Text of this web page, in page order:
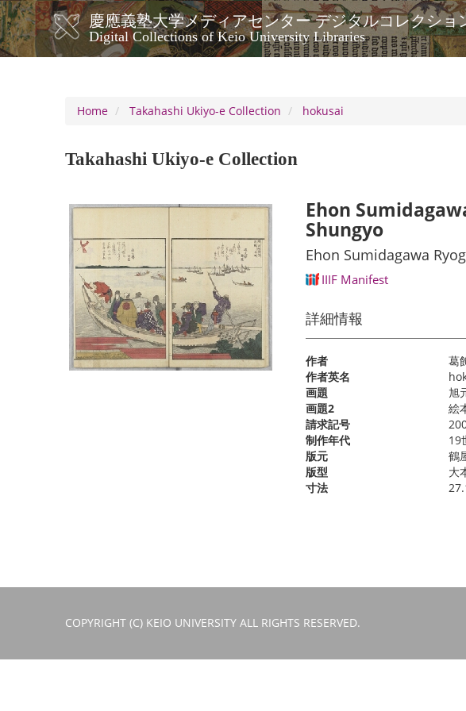
Skip
to
main
content
慶應義塾大学メディアセンター デジタルコレクショ
Digital Collections of Keio University Libraries
メ
イ
ビ
シ
ン
Home
Takahashi Ukiyo-e Collection hokusai
Takahashi Ukiyo-e Collection
Ehon
Shungyo
Ehon Sumidagawa
IIIF Manifest
詳細情報
作者
葛
作者英名
画題
旭
画題2
絵
請求記号
制作年代
19
版元
鶴
版型
大
寸法
COPYRIGHT (C) KEIO UNIVERSITY ALL RIGHTS RESERVED.